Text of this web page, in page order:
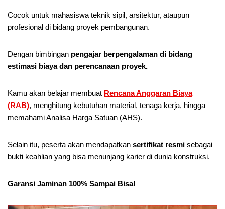
Cocok untuk mahasiswa teknik sipil, arsitektur, ataupun
profesional di bidang proyek pembangunan.
Dengan bimbingan pengajar berpengalaman di bidang
estimasi biaya dan perencanaan proyek.
Kamu akan belajar membuat Rencana Anggaran Biaya
(RAB), menghitung kebutuhan material, tenaga kerja, hingga
memahami Analisa Harga Satuan (AHS).
Selain itu, peserta akan mendapatkan sertifikat resmi sebagai
bukti keahlian yang bisa menunjang karier di dunia konstruksi.
Garansi Jaminan 100% Sampai Bisa!